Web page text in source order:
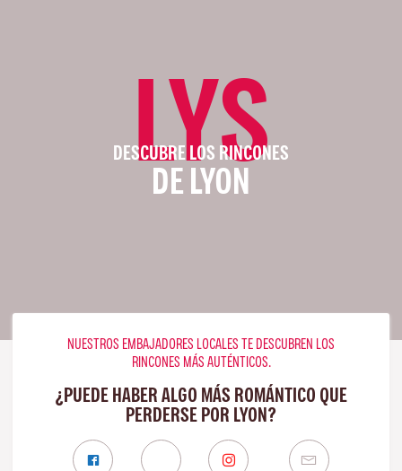
LYS
DESCUBRE LOS RINCONES
DE LYON
NUESTROS EMBAJADORES LOCALES TE DESCUBREN LOS
RINCONES MÁS AUTÉNTICOS.
¿PUEDE HABER ALGO MÁS ROMÁNTICO QUE
PERDERSE POR LYON?